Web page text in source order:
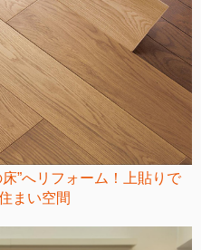
”へリフォーム！上貼りで
まい空間